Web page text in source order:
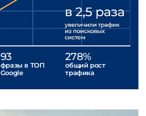
93
фразы в ТОП
Google
278%
общий рост
трафика